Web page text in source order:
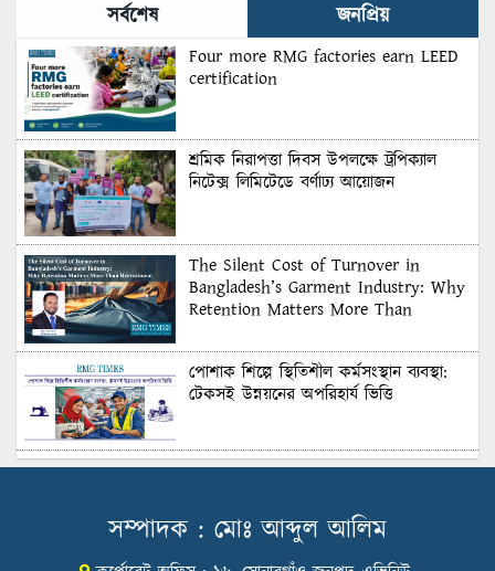
সর্বশেষ জনপ্রিয়
Four more RMG factories earn LEED
certification
শ্রমিক নিরাপত্তা দিবস উপলক্ষে ট্রপিক্যাল
নিটেক্স লিমিটেডে বর্ণাঢ্য আয়োজন
The Silent Cost of Turnover in
Bangladesh’s Garment Industry: Why
Retention Matters More Than
পোশাক শিল্পে স্থিতিশীল কর্মসংস্থান ব্যবস্থা:
টেকসই উন্নয়নের অপরিহার্য ভিত্তি
শুল্কের দেয়াল ভাঙার সুযোগ: মার্কিন বাজারে
সম্পাদক : মোঃ আব্দুল আলিম